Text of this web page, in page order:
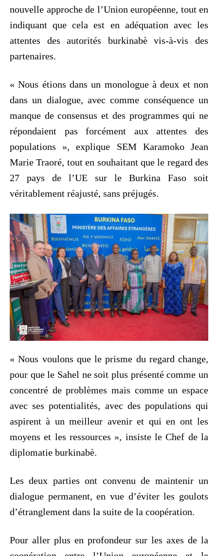
nouvelle approche de l’Union européenne, tout en
indiquant que cela est en adéquation avec les
attentes des autorités burkinabè vis-à-vis des
partenaires.
« Nous étions dans un monologue à deux et non
dans un dialogue, avec comme conséquence un
manque de consensus et des programmes qui ne
répondaient pas forcément aux attentes des
populations », explique SEM Karamoko Jean
Marie Traoré, tout en souhaitant que le regard des
27 pays de l’UE sur le Burkina Faso soit
véritablement réajusté, sans préjugés.
« Nous voulons que le prisme du regard change,
pour que le Sahel ne soit plus présenté comme un
concentré de problèmes mais comme un espace
avec ses potentialités, avec des populations qui
aspirent à un meilleur avenir et qui en ont les
moyens et les ressources », insiste le Chef de la
diplomatie burkinabè.
Les deux parties ont convenu de maintenir un
dialogue permanent, en vue d’éviter les goulots
d’étranglement dans la suite de la coopération.
Pour aller plus en profondeur sur les axes de la